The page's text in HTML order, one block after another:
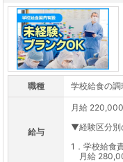
職種 学校給食の調
給与
月給
▼経験区分別
1．学校給食
月給